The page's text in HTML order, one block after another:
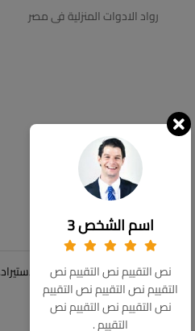
رواد الادوات المنزلية فى مصر
© حقوق الملكية 2026 دولار للاستيراد.
اسم الشخص 3
نص التقييم نص التقييم نص
التقييم نص التقييم نص التقييم
نص التقييم نص التقييم نص
التقييم .